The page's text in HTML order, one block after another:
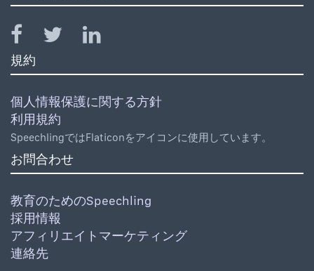
規約
個人情報保護に関する方針
利用規約
SpeechlingではFlaticonをアイコンに使用しています。
お問合わせ
教育のためのSpeechling
採用情報
アフィリエイトマーケティング
連絡先